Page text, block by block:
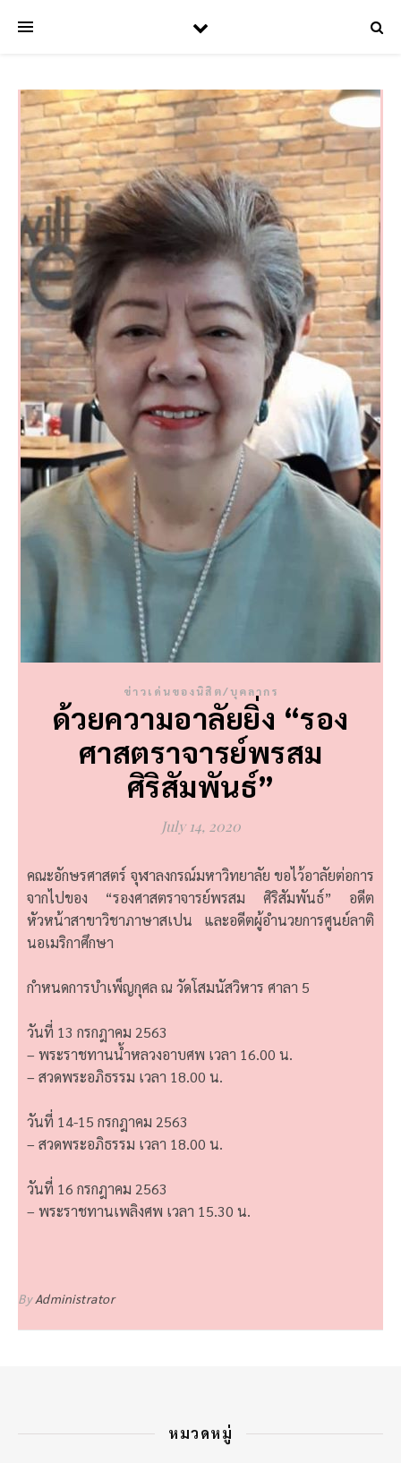
ข่าวเด่นของนิสิต/บุคลากร
ด้วยความอาลัยยิ่ง “รอง
ศาสตราจารย์พรสม
ศิริสัมพันธ์”
July 14, 2020
คณะอักษรศาสตร์ จุฬาลงกรณ์มหาวิทยาลัย ขอไว้อาลัยต่อการ
จากไปของ “รองศาสตราจารย์พรสม ศิริสัมพันธ์” อดีต
หัวหน้าสาขาวิชาภาษาสเปน และอดีตผู้อำนวยการศูนย์ลาติ
นอเมริกาศึกษา
กำหนดการบำเพ็ญกุศล ณ วัดโสมนัสวิหาร ศาลา 5
วันที่ 13 กรกฎาคม 2563
– พระราชทานน้ำหลวงอาบศพ เวลา 16.00 น.
– สวดพระอภิธรรม เวลา 18.00 น.
วันที่ 14-15 กรกฎาคม 2563
– สวดพระอภิธรรม เวลา 18.00 น.
วันที่ 16 กรกฎาคม 2563
– พระราชทานเพลิงศพ เวลา 15.30 น.
ByAdministrator
หมวดหมู่